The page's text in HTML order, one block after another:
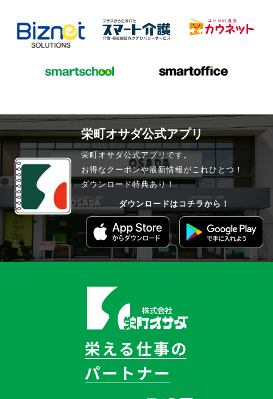
栄町オサダ公式アプリ
栄町オサダ公式アプリです。
お得なクーポンや最新情報がこれひとつ！
ダウンロード特典あり！
ダウンロードはコチラから！